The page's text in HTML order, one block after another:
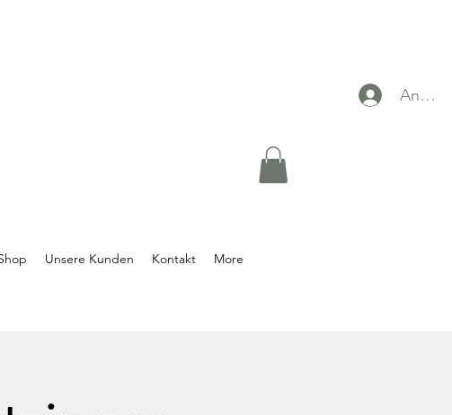
Unsere Kunden Kontakt More